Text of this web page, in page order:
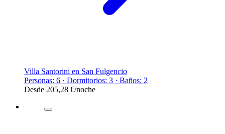
Villa Santorini en San Fulgencio
Personas: 6 · Dormitorios: 3 · Baños: 2
Desde 205,28 €/noche